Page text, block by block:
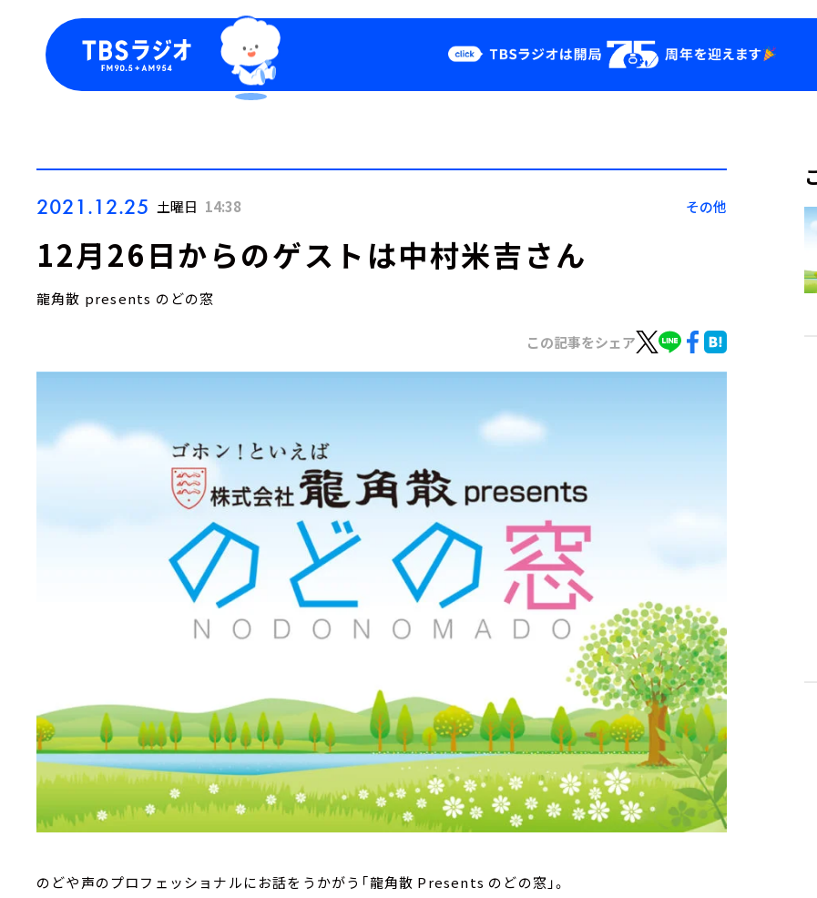
Podcast
YouTube
2021.12.25 土曜日 14:38 その他
12月26日からのゲストは中村米吉さん
龍角散 presents のどの窓
この記事をシェア
のどや声のプロフェッショナルにお話をうかがう「龍角散 Presents のどの窓」。